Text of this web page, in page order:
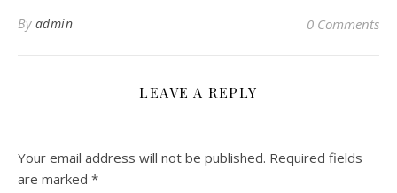
By admin 0 Comments
LEAVE A REPLY
Your email address will not be published. Required fields
are marked *